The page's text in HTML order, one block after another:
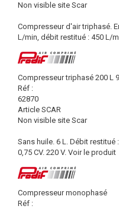
Non visible site Scar
Compresseur d'air triphasé.
L/min, débit restitué : 450 L/
Compresseur triphasé 200 L
Réf :
62870
Article SCAR
Non visible site Scar
Sans huile. 6 L. Débit restitué
0,75 CV. 220 V. Voir le produit
Compresseur monophasé
Réf :